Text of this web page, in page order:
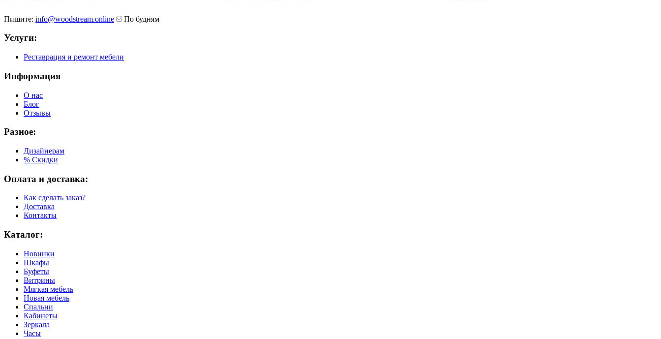
Пишите: info@woodstream.online По будням
Услуги:
Реставрация и ремонт мебели
Информация
О нас
Блог
Отзывы
Разное:
Дизайнерам
% Скидки
Оплата и доставка:
Как сделать заказ?
Доставка
Контакты
Каталог:
Новинки
Шкафы
Буфеты
Витрины
Мягкая мебель
Новая мебель
Спальни
Кабинеты
Зеркала
Часы